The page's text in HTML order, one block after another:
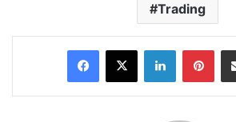
Trading
Facebook
X LinkedIn